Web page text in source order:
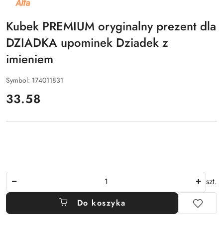
ALFA
Kubek PREMIUM oryginalny prezent dla
DZIADKA upominek Dziadek z
imieniem
Symbol: 174011831
cena:
33.58
szt.
Do koszyka